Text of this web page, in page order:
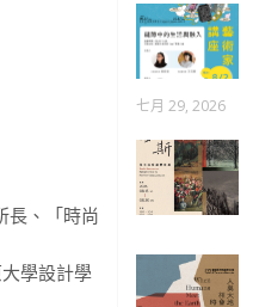
長、「時尚
學設計學
七月 29, 2026